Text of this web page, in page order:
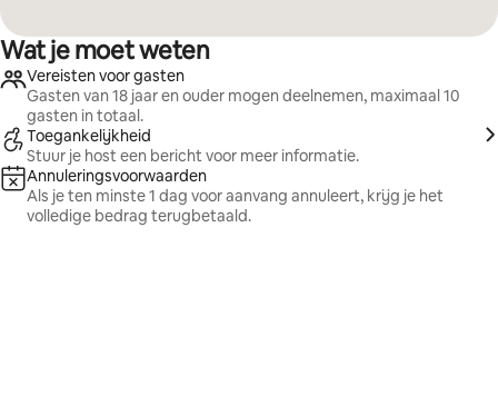
Wat je moet weten
Vereisten voor gasten
Gasten van 18 jaar en ouder mogen deelnemen, maximaal 10
gasten in totaal.
Toegankelijkheid
Stuur je host een bericht voor meer informatie.
Annuleringsvoorwaarden
Als je ten minste 1 dag voor aanvang annuleert, krijg je het
volledige bedrag terugbetaald.